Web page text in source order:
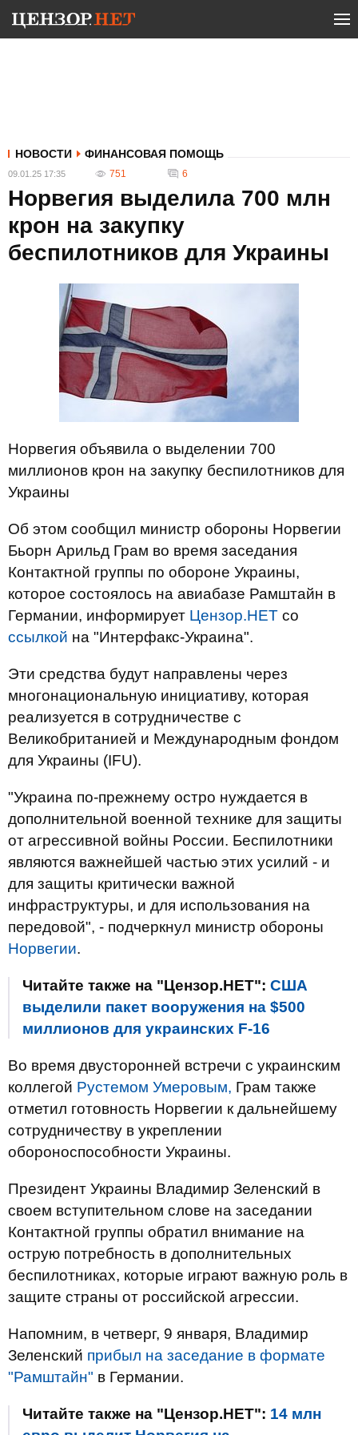
НОВОСТИ ФИНАНСОВАЯ ПОМОЩЬ
09.01.25 17:35 751 6
Норвегия выделила 700 млн
крон на закупку
беспилотников для Украины
Норвегия объявила о выделении 700
миллионов крон на закупку беспилотников для
Украины
Об этом сообщил министр обороны Норвегии
Бьорн Арильд Грам во время заседания
Контактной группы по обороне Украины,
которое состоялось на авиабазе Рамштайн в
Германии, информирует Цензор.НЕТ со
ссылкой на "Интерфакс-Украина".
Эти средства будут направлены через
многонациональную инициативу, которая
реализуется в сотрудничестве с
Великобританией и Международным фондом
для Украины (IFU).
"Украина по-прежнему остро нуждается в
дополнительной военной технике для защиты
от агрессивной войны России. Беспилотники
являются важнейшей частью этих усилий - и
для защиты критически важной
инфраструктуры, и для использования на
передовой", - подчеркнул министр обороны
Норвегии.
Читайте также на "Цензор.НЕТ": США
выделили пакет вооружения на $500
миллионов для украинских F-16
Во время двусторонней встречи с украинским
коллегой Рустемом Умеровым, Грам также
отметил готовность Норвегии к дальнейшему
сотрудничеству в укреплении
обороноспособности Украины.
Президент Украины Владимир Зеленский в
своем вступительном слове на заседании
Контактной группы обратил внимание на
острую потребность в дополнительных
беспилотниках, которые играют важную роль в
защите страны от российской агрессии.
Напомним, в четверг, 9 января, Владимир
Зеленский прибыл на заседание в формате
"Рамштайн" в Германии.
Читайте также на "Цензор.НЕТ": 14 млн